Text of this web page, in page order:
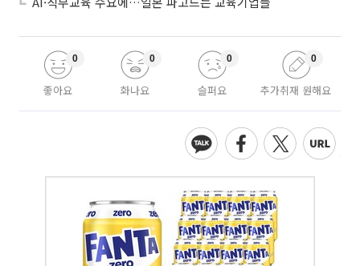
좋아요
0
화나요
0
슬퍼요
0
추가취재 원해요
0